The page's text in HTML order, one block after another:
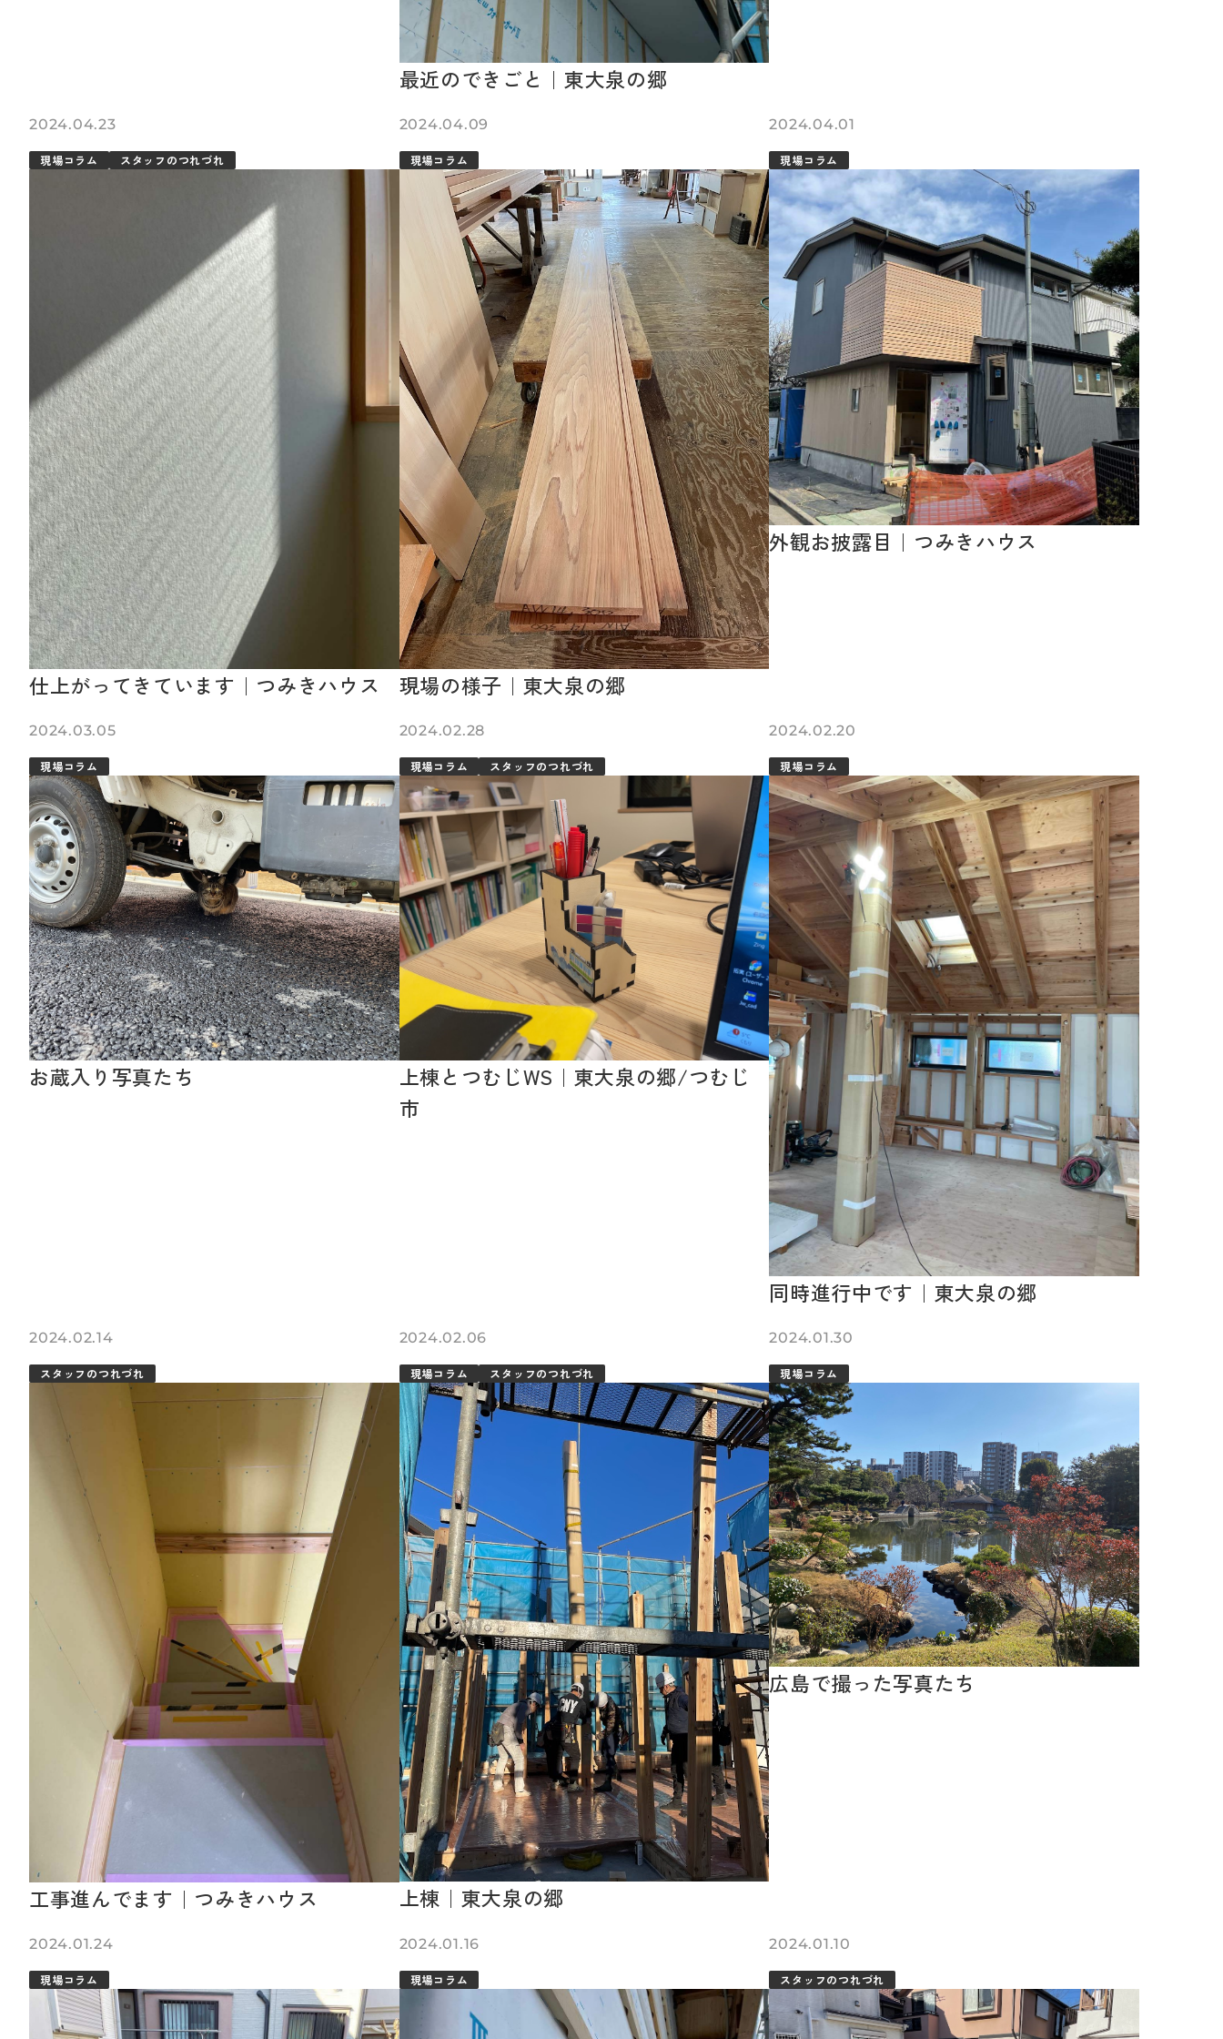
2024.04.23
現場コラム スタッフのつれづれ
最近のできごと｜東大泉の郷
2024.04.09
現場コラム
2024.04.01
現場コラム
仕上がってきています｜つみきハウス
2024.03.05
現場コラム
現場の様子｜東大泉の郷
2024.02.28
現場コラム スタッフのつれづれ
外観お披露目｜つみきハウス
2024.02.20
現場コラム
お蔵入り写真たち
2024.02.14
スタッフのつれづれ
上棟とつむじWS｜東大泉の郷/つむじ
市
2024.02.06
現場コラム スタッフのつれづれ
同時進行中です｜東大泉の郷
2024.01.30
現場コラム
工事進んでます｜つみきハウス
2024.01.24
現場コラム
上棟｜東大泉の郷
2024.01.16
現場コラム
広島で撮った写真たち
2024.01.10
スタッフのつれづれ